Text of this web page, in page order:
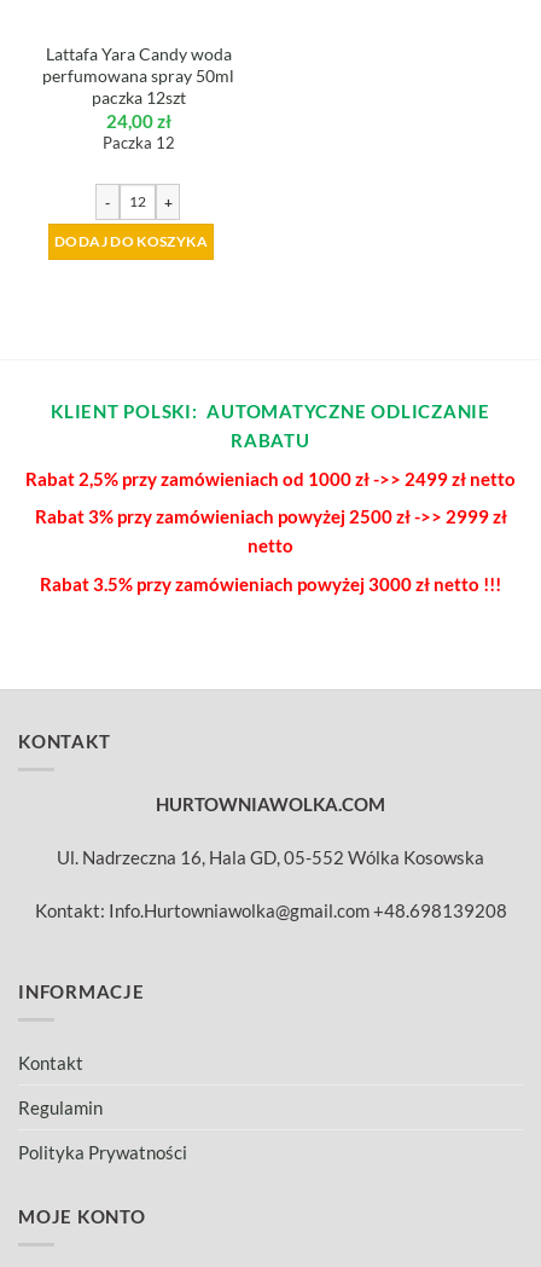
Lattafa Yara Candy woda
perfumowana spray 50ml
paczka 12szt
24,00zł
Paczka 12
- +
DODAJ DO KOSZYKA
KLIENT POLSKI: AUTOMATYCZNE ODLICZANIE
RABATU
Rabat 2,5% przy zamówieniach od 1000 zł ->> 2499 zł netto
Rabat 3% przy zamówieniach powyżej 2500 zł ->> 2999 zł
netto
Rabat 3.5% przy zamówieniach powyżej 3000 zł netto !!!
KONTAKT
HURTOWNIAWOLKA.COM
Ul. Nadrzeczna 16, Hala GD, 05-552 Wólka Kosowska
Kontakt: Info.Hurtowniawolka@gmail.com +48.698139208
INFORMACJE
Kontakt
Regulamin
Polityka Prywatności
MOJE KONTO